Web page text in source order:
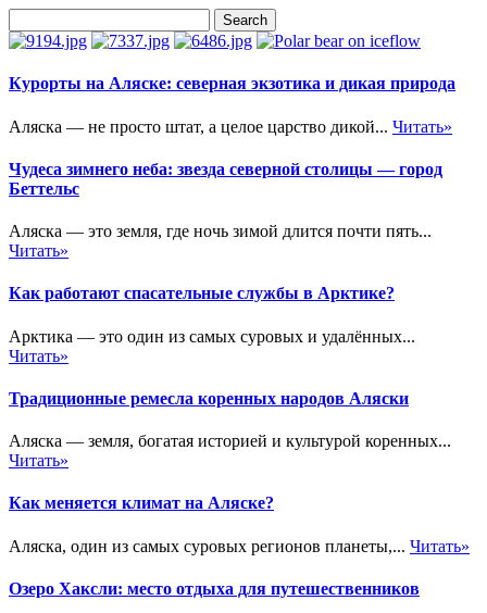
Курорты на Аляске: северная экзотика и дикая природа
Аляска — не просто штат, а целое царство дикой... Читать»
Чудеса зимнего неба: звезда северной столицы — город
Беттельс
Аляска — это земля, где ночь зимой длится почти пять...
Читать»
Как работают спасательные службы в Арктике?
Арктика — это один из самых суровых и удалённых...
Читать»
Традиционные ремесла коренных народов Аляски
Аляска — земля, богатая историей и культурой коренных...
Читать»
Как меняется климат на Аляске?
Аляска, один из самых суровых регионов планеты,... Читать»
Озеро Хаксли: место отдыха для путешественников